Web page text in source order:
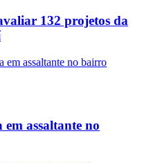
132 projetos da
assaltante no